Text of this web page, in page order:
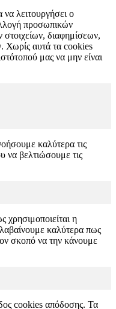
λειτουργήσει ο
προσωπικών
διαφημίσεων,
Χωρίς αυτά τα cookies
μας να μην είναι
καλύτερα τις
να βελτιώσουμε τις
χρησιμοποιείται η
καλύτερα πως
σκοπό να την κάνουμε
cookies απόδοσης. Τα